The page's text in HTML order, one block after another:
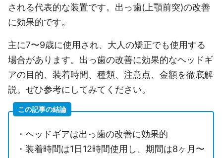
される代表的な装置です。出っ歯(上顎前突)の改善
に効果的です。
主に7〜9歳に使用され、大人の矯正でも使用する
場合があります。出っ歯の改善に効果的なヘッドギ
アの目的、装着時間、種類、注意点、金額を徹底解
説。ぜひ参考にしてみてください。
この記事の結論
・ヘッドギアは出っ歯の改善に効果的
・装着時間は1日12時間使用し、期間は8ヶ月〜